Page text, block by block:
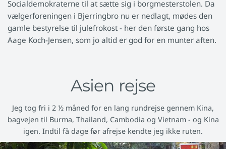
Socialdemokraterne til at sætte sig i borgmesterstolen. Da
vælgerforeningen i Bjerringbro nu er nedlagt, mødes den
gamle bestyrelse til julefrokost - her den første gang hos
Aage Koch-Jensen, som jo altid er god for en munter aften.
Asien rejse
Jeg tog fri i 2 ½ måned for en lang rundrejse gennem Kina,
bagvejen til Burma, Thailand, Cambodia og Vietnam - og Kina
igen. Indtil få dage før afrejse kendte jeg ikke ruten.